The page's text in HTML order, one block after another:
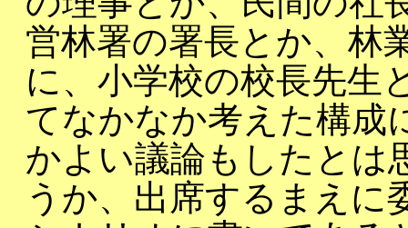
営林署の署長とか、林
に、小学校の校長先生
てなかなか考えた構成
かよい議論もしたとは
うか、出席するまえに